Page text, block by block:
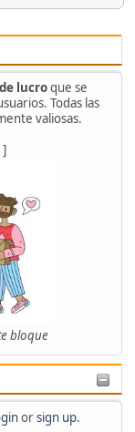
lucroque se
Todas las
valiosas.
]
bloque
orsign up.